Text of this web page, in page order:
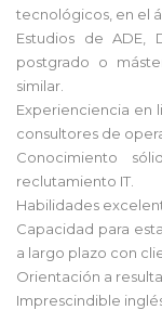
tecnológicos, en el
Estudios de ADE,
postgrado o
similar.
Experienciencia en
consultores de
Conocimiento
reclutamiento IT.
Habilidades
Capacidad para
a largo plazo con
Orientación a
Imprescindible